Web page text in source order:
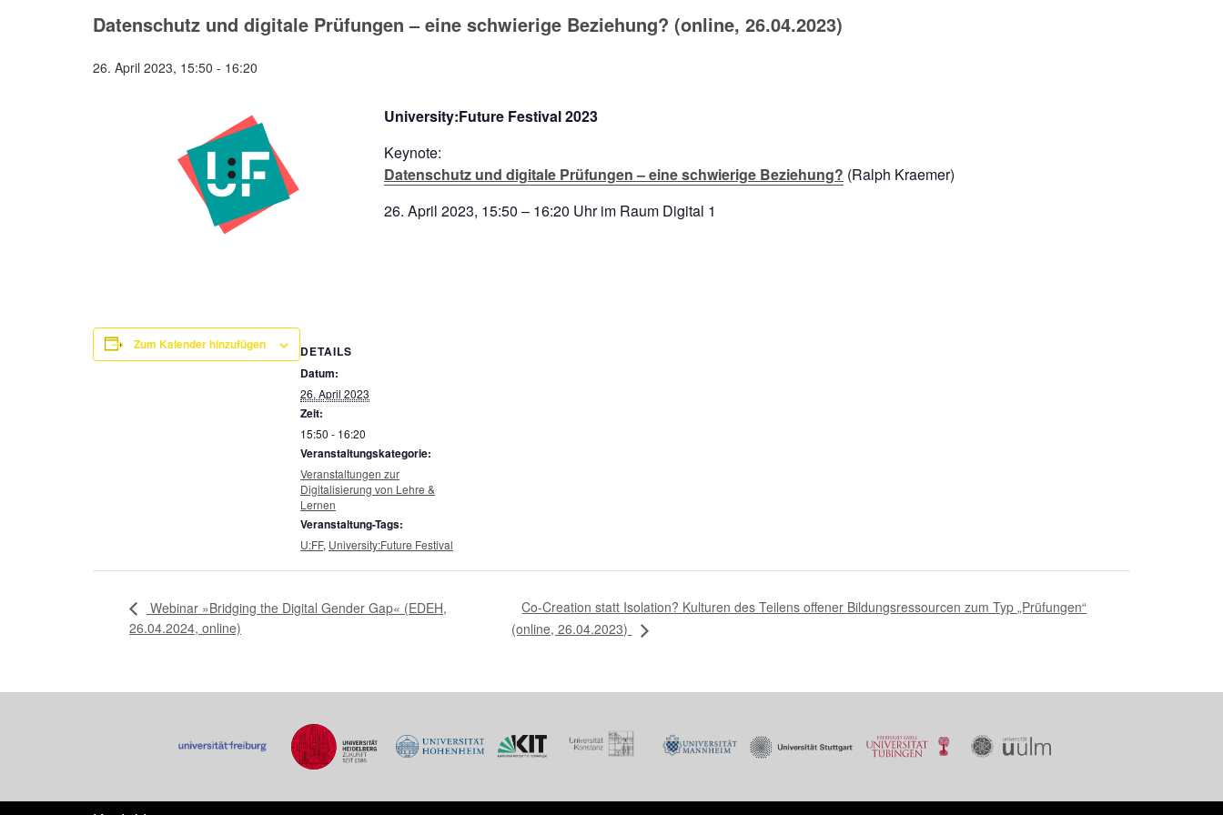
Datenschutz und digitale Prüfungen – eine schwierige Beziehung? (online, 26.04.2023)
26. April 2023, 15:50 - 16:20
University:Future Festival 2023
Keynote:
Datenschutz und digitale Prüfungen – eine schwierige Beziehung? (Ralph Kraemer)
26. April 2023, 15:50 – 16:20 Uhr im Raum Digital 1
Zum Kalender hinzufügen
DETAILS
Datum:
26. April 2023
Zeit:
15:50 - 16:20
Veranstaltungskategorie:
Veranstaltungen zur
Digitalisierung von Lehre &
Lernen
Veranstaltung-Tags:
U:FF, University:Future Festival
Webinar »Bridging the Digital Gender Gap« (EDEH,
26.04.2024, online)
Co-Creation statt Isolation? Kulturen des Teilens offener Bildungsressourcen zum Typ „Prüfungen“
(online, 26.04.2023)